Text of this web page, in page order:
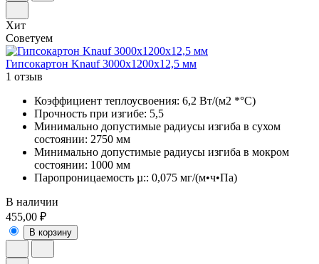
Хит
Советуем
Гипсокартон Knauf 3000х1200х12,5 мм
1 отзыв
Коэффициент теплоусвоения: 6,2 Вт/(м2 *°С)
Прочность при изгибе: 5,5
Минимально допустимые радиусы изгиба в сухом
состоянии: 2750 мм
Минимально допустимые радиусы изгиба в мокром
состоянии: 1000 мм
Паропроницаемость µ:: 0,075 мг/(м•ч•Па)
В наличии
455,00 ₽
В корзину